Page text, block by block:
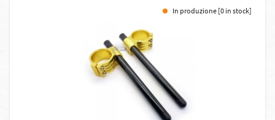
In produzione [0 in stock]